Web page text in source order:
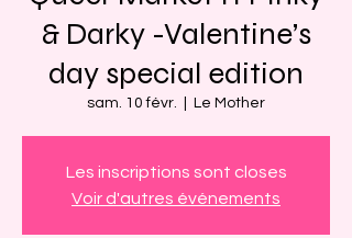
& Darky -Valentine’s
day special edition
sam. 10 févr. Le Mother
Les inscriptions sont closes
Voir d'autres événements